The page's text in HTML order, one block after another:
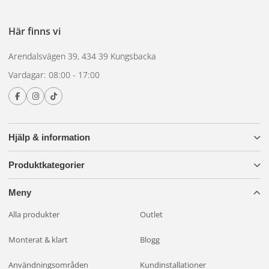
sjöliv och tvåhjuligt finns
Är du osäker på vilken kategori som passar ditt fordon kan du
sedan 2004.
Hjälp & information
Produktkategorier
Meny
Alla produkter Outlet
Monterat & klart Blogg
Användningsområden Kundinstallationer
Här finns vi
Arendalsvägen 39, 434 39 Kungsbacka
Vardagar: 08:00 - 17:00